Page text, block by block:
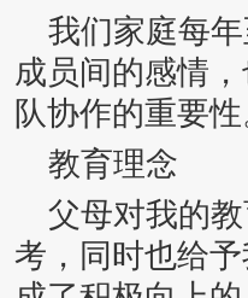
我们家庭每
成员间的感情
队协作的重要性
教育理念
父母对我的
考，同时也给